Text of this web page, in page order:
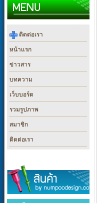
ติดต่อเรา
หน้าแรก
ข่าวสาร
บทความ
เว็บบอร์ด
รวมรูปภาพ
สมาชิก
ติดต่อเรา